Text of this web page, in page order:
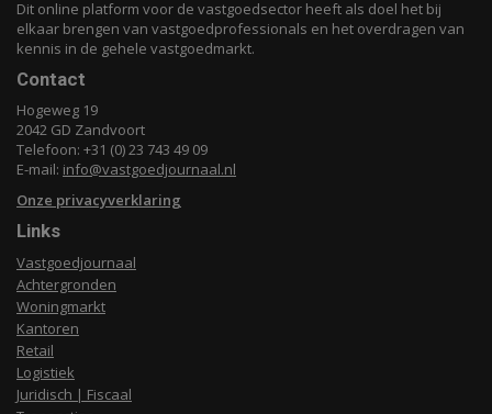
Dit online platform voor de vastgoedsector heeft als doel het bij
elkaar brengen van vastgoedprofessionals en het overdragen van
kennis in de gehele vastgoedmarkt.
Contact
Hogeweg 19
2042 GD Zandvoort
Telefoon: +31 (0) 23 743 49 09
E-mail: info@vastgoedjournaal.nl
Onze privacyverklaring
Links
Vastgoedjournaal
Achtergronden
Woningmarkt
Kantoren
Retail
Logistiek
Juridisch | Fiscaal